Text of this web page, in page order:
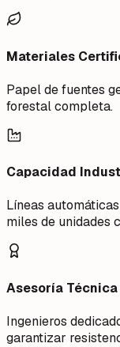
Materiales
Papel de fuentes
forestal completa.
Capacidad
Líneas
miles de unidades
Asesoría
Ingenieros
garantizar